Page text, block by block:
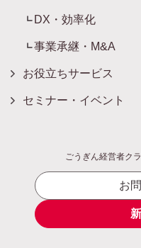
DX・効率化
事業承継・M&A
お役立ちサービス
セミナー・イベント
ごうぎん経営者ク
お